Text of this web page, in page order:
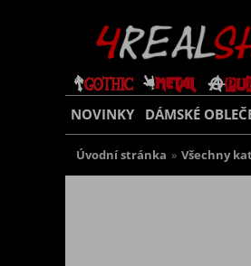
NOVINKY DÁMSKÉ
Úvodní stránka » Všechny